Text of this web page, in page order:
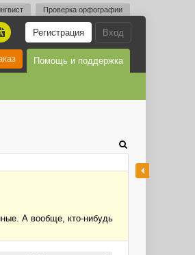
Проверка орфографии
Вход
Регистрация
Помощь и поддержка
А вообще, кто-нибудь